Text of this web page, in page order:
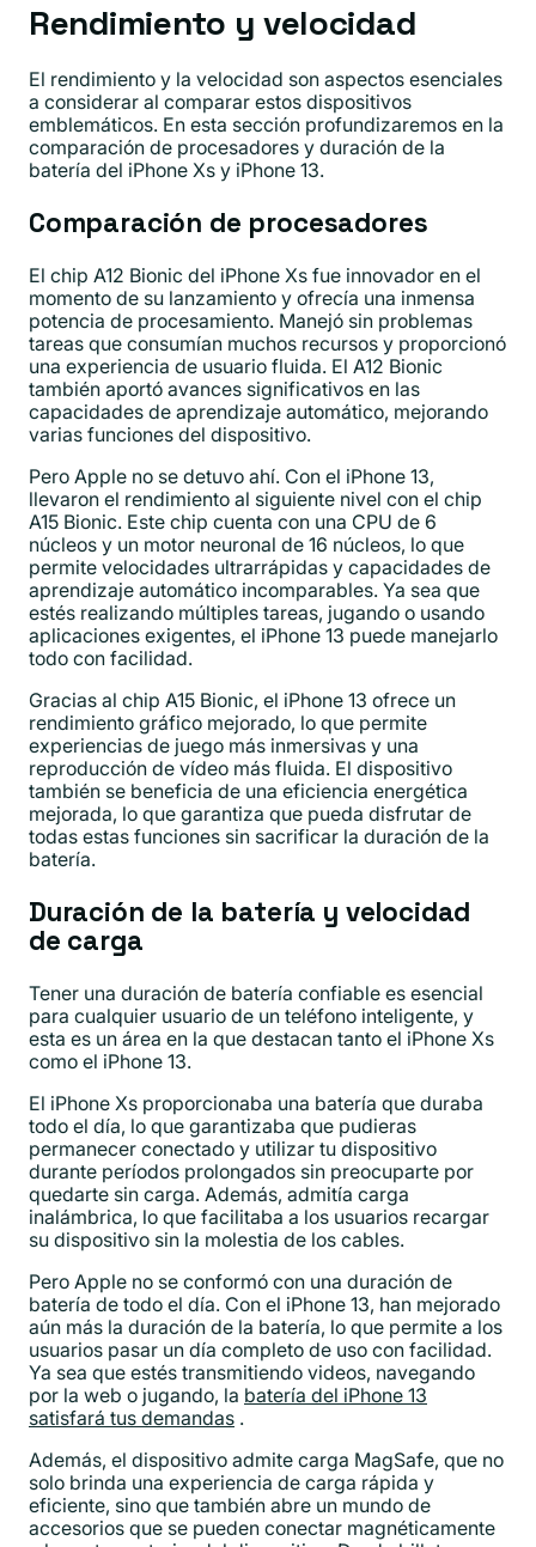
Rendimiento y velocidad
El rendimiento y la velocidad son aspectos esenciales
a considerar al comparar estos dispositivos
emblemáticos. En esta sección profundizaremos en la
comparación de procesadores y duración de la
batería del iPhone Xs y iPhone 13.
Comparación de procesadores
El chip A12 Bionic del iPhone Xs fue innovador en el
momento de su lanzamiento y ofrecía una inmensa
potencia de procesamiento. Manejó sin problemas
tareas que consumían muchos recursos y proporcionó
una experiencia de usuario fluida. El A12 Bionic
también aportó avances significativos en las
capacidades de aprendizaje automático, mejorando
varias funciones del dispositivo.
Pero Apple no se detuvo ahí. Con el iPhone 13,
llevaron el rendimiento al siguiente nivel con el chip
A15 Bionic. Este chip cuenta con una CPU de 6
núcleos y un motor neuronal de 16 núcleos, lo que
permite velocidades ultrarrápidas y capacidades de
aprendizaje automático incomparables. Ya sea que
estés realizando múltiples tareas, jugando o usando
aplicaciones exigentes, el iPhone 13 puede manejarlo
todo con facilidad.
Gracias al chip A15 Bionic, el iPhone 13 ofrece un
rendimiento gráfico mejorado, lo que permite
experiencias de juego más inmersivas y una
reproducción de vídeo más fluida. El dispositivo
también se beneficia de una eficiencia energética
mejorada, lo que garantiza que pueda disfrutar de
todas estas funciones sin sacrificar la duración de la
batería.
Duración de la batería y velocidad
de carga
Tener una duración de batería confiable es esencial
para cualquier usuario de un teléfono inteligente, y
esta es un área en la que destacan tanto el iPhone Xs
como el iPhone 13.
El iPhone Xs proporcionaba una batería que duraba
todo el día, lo que garantizaba que pudieras
permanecer conectado y utilizar tu dispositivo
durante períodos prolongados sin preocuparte por
quedarte sin carga. Además, admitía carga
inalámbrica, lo que facilitaba a los usuarios recargar
su dispositivo sin la molestia de los cables.
Pero Apple no se conformó con una duración de
batería de todo el día. Con el iPhone 13, han mejorado
aún más la duración de la batería, lo que permite a los
usuarios pasar un día completo de uso con facilidad.
Ya sea que estés transmitiendo videos, navegando
por la web o jugando, la batería del iPhone 13
satisfará tus demandas .
Además, el dispositivo admite carga MagSafe, que no
solo brinda una experiencia de carga rápida y
eficiente, sino que también abre un mundo de
accesorios que se pueden conectar magnéticamente